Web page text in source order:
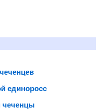
единоросс
чеченцы